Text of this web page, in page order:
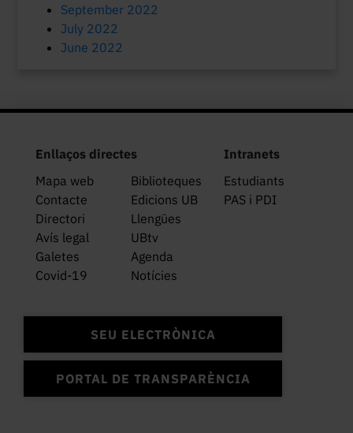
September 2022
July 2022
June 2022
Enllaços directes
Mapa web
Biblioteques
Contacte
Edicions UB
Directori
Llengües
Avís legal
UBtv
Galetes
Agenda
Covid-19
Notícies
Intranets
Estudiants
PAS i PDI
SEU ELECTRÒNICA
PORTAL DE TRANSPARÈNCIA